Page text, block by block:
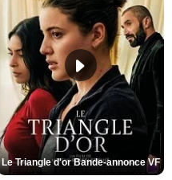
Le Triangle d'or Bande-annonce VF